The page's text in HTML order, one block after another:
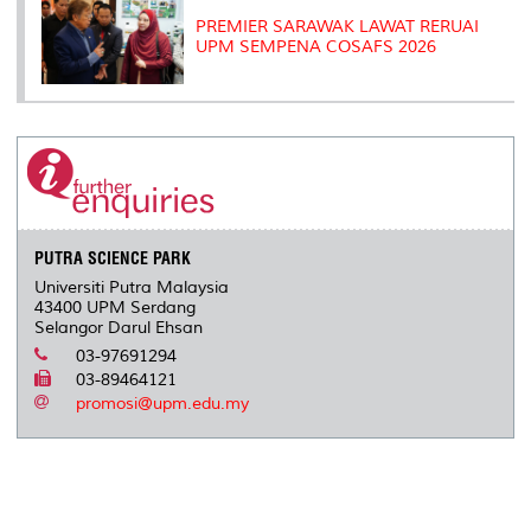
PREMIER SARAWAK LAWAT RERUAI
UPM SEMPENA COSAFS 2026
PUTRA SCIENCE PARK
Universiti Putra Malaysia
43400 UPM Serdang
Selangor Darul Ehsan
03-97691294
03-89464121
promosi@upm.edu.my